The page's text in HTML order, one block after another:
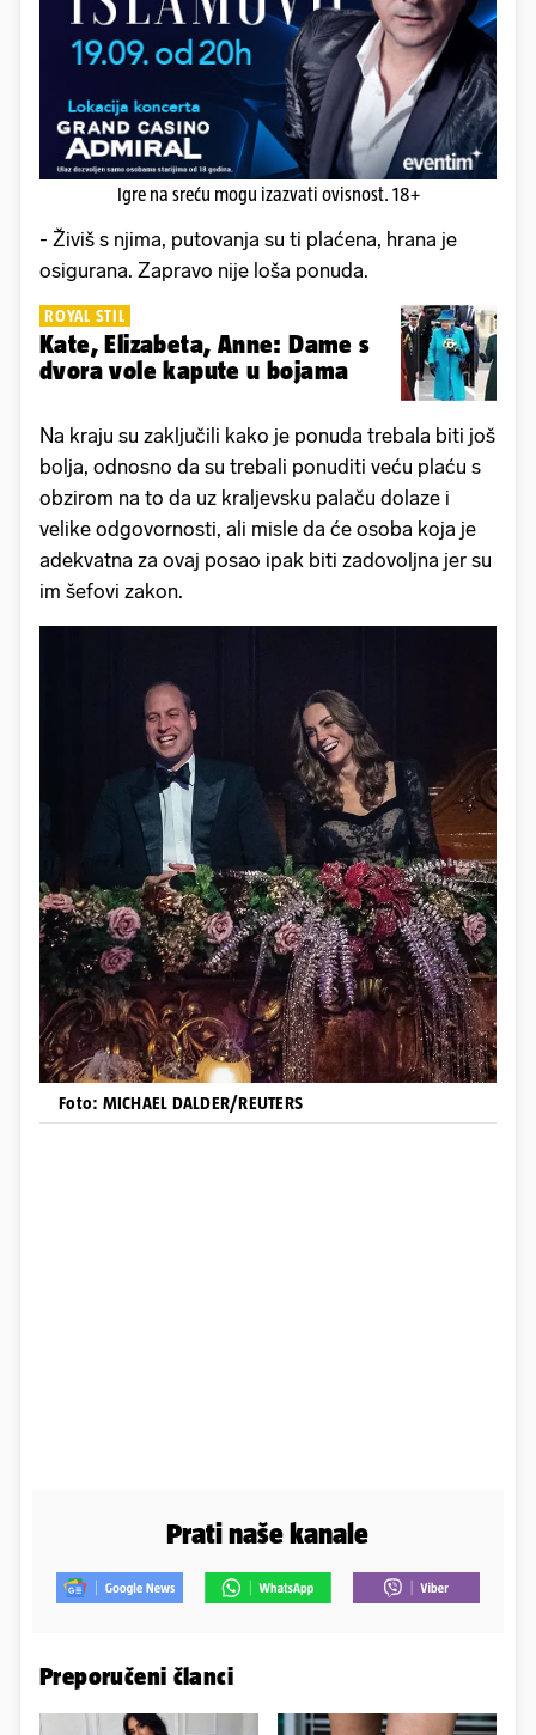
Igre na sreću mogu izazvati ovisnost. 18+
- Živiš s njima, putovanja su ti plaćena, hrana je
osigurana. Zapravo nije loša ponuda.
ROYAL STIL
Kate, Elizabeta, Anne: Dame s
dvora vole kapute u bojama
Na kraju su zaključili kako je ponuda trebala biti još
bolja, odnosno da su trebali ponuditi veću plaću s
obzirom na to da uz kraljevsku palaču dolaze i
velike odgovornosti, ali misle da će osoba koja je
adekvatna za ovaj posao ipak biti zadovoljna jer su
im šefovi zakon.
Foto: MICHAEL DALDER/REUTERS
Prati naše kanale
Preporučeni članci